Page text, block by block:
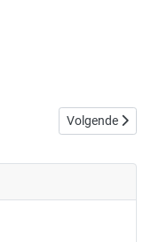
Volgende
Volgende